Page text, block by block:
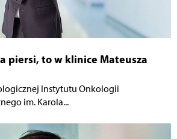
piersi, to w klinice Mateusza
Instytutu Onkologii
im. Karola...